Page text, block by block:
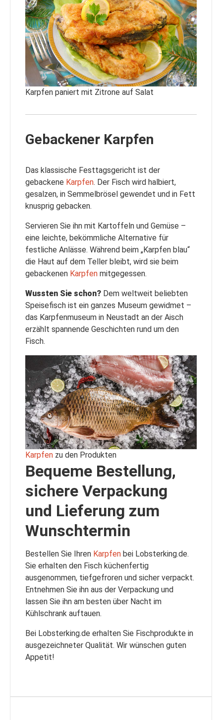
Karpfen paniert mit Zitrone auf Salat
Gebackener Karpfen
Das klassische Festtagsgericht ist der
gebackene Karpfen. Der Fisch wird halbiert,
gesalzen, in Semmelbrösel gewendet und in Fett
knusprig gebacken.
Servieren Sie ihn mit Kartoffeln und Gemüse –
eine leichte, bekömmliche Alternative für
festliche Anlässe. Während beim „Karpfen blau“
die Haut auf dem Teller bleibt, wird sie beim
gebackenen Karpfen mitgegessen.
Wussten Sie schon? Dem weltweit beliebten
Speisefisch ist ein ganzes Museum gewidmet –
das Karpfenmuseum in Neustadt an der Aisch
erzählt spannende Geschichten rund um den
Fisch.
Karpfen zu den Produkten
Bequeme Bestellung,
sichere Verpackung
und Lieferung zum
Wunschtermin
Bestellen Sie Ihren Karpfen bei Lobsterking.de.
Sie erhalten den Fisch küchenfertig
ausgenommen, tiefgefroren und sicher verpackt.
Entnehmen Sie ihn aus der Verpackung und
lassen Sie ihn am besten über Nacht im
Kühlschrank auftauen.
Bei Lobsterking.de erhalten Sie Fischprodukte in
ausgezeichneter Qualität. Wir wünschen guten
Appetit!